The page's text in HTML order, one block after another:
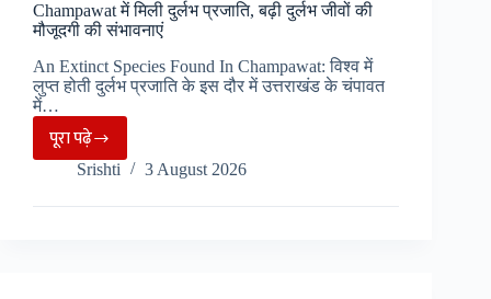
शाखाएं,
RBI
की
के
बाद
Champawat में मिली दुर्लभ प्रजाति, बढ़ी दुर्लभ जीवों की
मौजूदगी की संभावनाएं
An Extinct Species Found In Champawat: विश्व में
लुप्त होती दुर्लभ प्रजाति के इस दौर में उत्तराखंड के चंपावत
में…
पूरा पढ़ेChampawat
में
मिली
Srishti 3 August 2026